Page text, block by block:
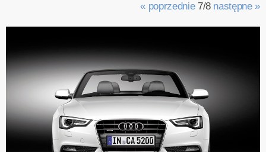
« poprzednie7/8 następne »